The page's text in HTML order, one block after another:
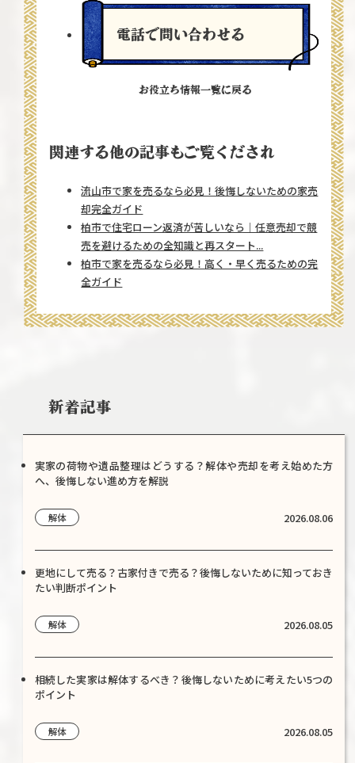
電話で問い合わせる
お役立ち情報一覧に戻る
関連する他の記事もご覧くだされ
流山市で家を売るなら必見！後悔しないための家売
却完全ガイド
柏市で住宅ローン返済が苦しいなら｜任意売却で競
売を避けるための全知識と再スタート...
柏市で家を売るなら必見！高く・早く売るための完
全ガイド
新着記事
実家の荷物や遺品整理はどうする？解体や売却を考え始めた方
へ、後悔しない進め方を解説
解体 2026.08.06
更地にして売る？古家付きで売る？後悔しないために知っておき
たい判断ポイント
解体 2026.08.05
相続した実家は解体するべき？後悔しないために考えたい5つの
ポイント
解体 2026.08.05